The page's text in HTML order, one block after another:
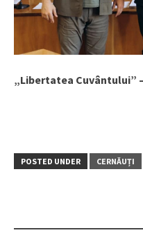
„Libertatea Cuvântului” –
POSTED UNDER CERNĂUȚI